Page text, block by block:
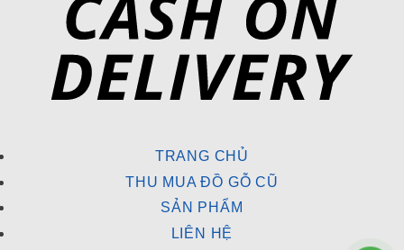
TRANG CHỦ
THU MUA ĐỒ GỖ CŨ
SẢN PHẨM
LIÊN HỆ